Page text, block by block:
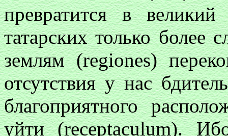
превратится в
татарских только
землям (regiones)
отсутствия у нас
благоприятного
уйти (receptaculum).